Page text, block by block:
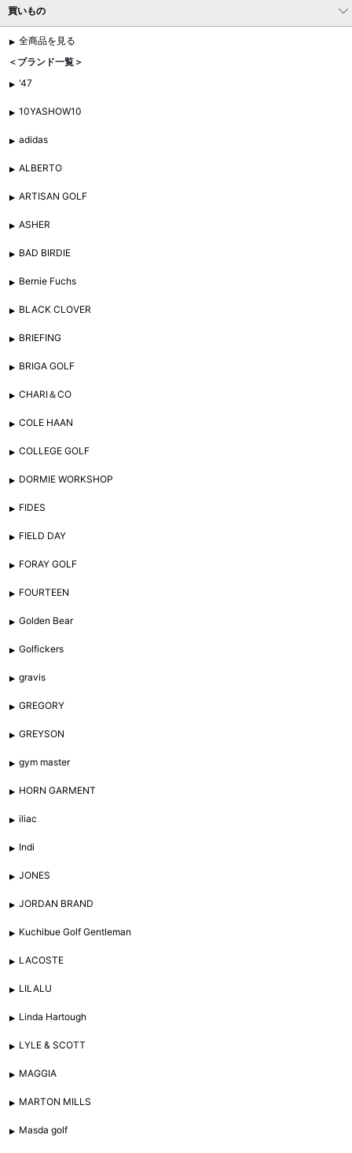
買いもの
全商品を見る
＜ブランド一覧＞
'47
10YASHOW10
adidas
ALBERTO
ARTISAN GOLF
ASHER
BAD BIRDIE
Bernie Fuchs
BLACK CLOVER
BRIEFING
BRIGA GOLF
CHARI＆CO
COLE HAAN
COLLEGE GOLF
DORMIE WORKSHOP
FIDES
FIELD DAY
FORAY GOLF
FOURTEEN
Golden Bear
Golfickers
gravis
GREGORY
GREYSON
gym master
HORN GARMENT
iliac
Indi
JONES
JORDAN BRAND
Kuchibue Golf Gentleman
LACOSTE
LILALU
Linda Hartough
LYLE & SCOTT
MAGGIA
MARTON MILLS
Masda golf